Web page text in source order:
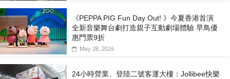
《PEPPA PIG Fun Day Out! 》今夏香港首演
全新音樂舞台劇打造親子互動劇場體驗 早鳥優
惠門票9折
May 28, 2026
24小時營業、登陸二號客運大樓：Jollibee快樂